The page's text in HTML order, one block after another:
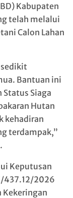
Kabupaten
telah melalui
Calon Lahan
Bantuan ini
Siaga
Hutan
kehadiran
terdampak,”
Keputusan
437.12/2026
Kekeringan